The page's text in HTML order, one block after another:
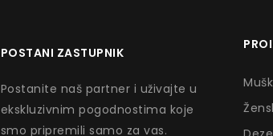
POSTANI ZASTUPNIK
Postanite naš partner i uživajte u
ekskluzivnim pogodnostima koje
smo pripremili samo za vas.